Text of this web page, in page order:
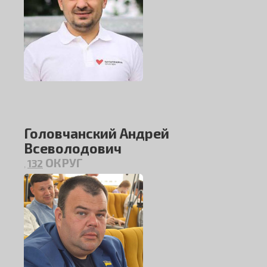
Головчанский Андрей
Всеволодович
132 ОКРУГ